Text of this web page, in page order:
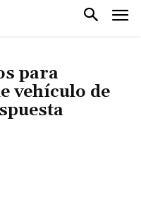
para
vehículo de